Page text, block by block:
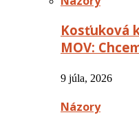
Kosťuková
MOV:
9 júla, 2026
Názory